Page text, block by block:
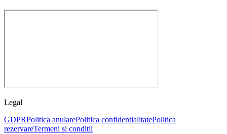
Legal
GDPRPolitica anularePolitica confidentialitatePolitica
rezervareTermeni si conditii